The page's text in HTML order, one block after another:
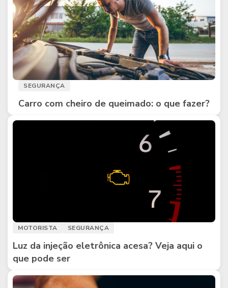
SEGURANÇA
Carro com cheiro de queimado: o que fazer?
MOTORISTA SEGURANÇA
Luz da injeção eletrônica acesa? Veja aqui o
que pode ser